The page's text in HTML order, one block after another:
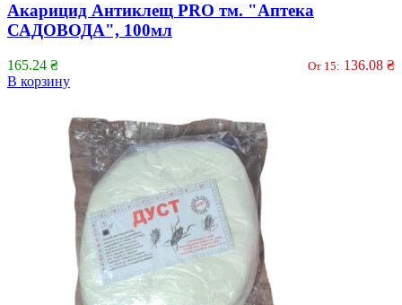
Акарицид Антиклещ PRO тм. "Аптека
САДОВОДА", 100мл
165.24 ₴ От 15: 136.08 ₴
В корзину